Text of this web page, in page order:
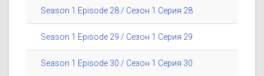
Season 1 Episode 28 / Сезон 1 Серия 28
Season 1 Episode 29 / Сезон 1 Серия 29
Season 1 Episode 30 / Сезон 1 Серия 30